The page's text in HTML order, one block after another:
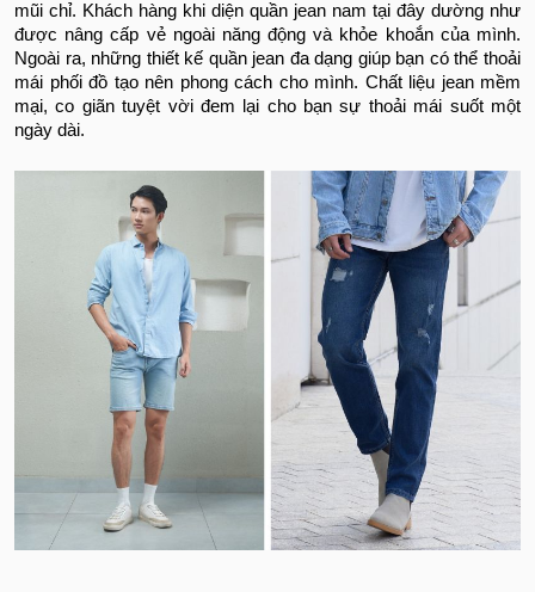
mũi chỉ. Khách hàng khi diện quần jean nam tại đây dường như
được nâng cấp vẻ ngoài năng động và khỏe khoắn của mình.
Ngoài ra, những thiết kế quần jean đa dạng giúp bạn có thể thoải
mái phối đồ tạo nên phong cách cho mình. Chất liệu jean mềm
mại, co giãn tuyệt vời đem lại cho bạn sự thoải mái suốt một
ngày dài.